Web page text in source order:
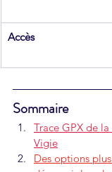
Accès
Sommaire
Trace GPX de
Vigie
Des options